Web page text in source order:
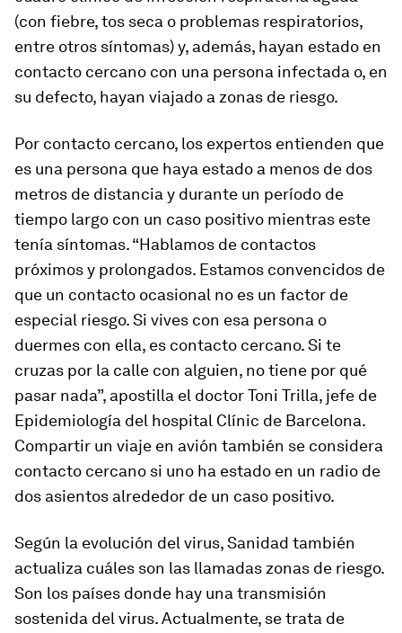
(con fiebre, tos seca o problemas respiratorios,
entre otros síntomas) y, además, hayan estado en
contacto cercano con una persona infectada o, en
su defecto, hayan viajado a zonas de riesgo.
Por contacto cercano, los expertos entienden que
es una persona que haya estado a menos de dos
metros de distancia y durante un período de
tiempo largo con un caso positivo mientras este
tenía síntomas. “Hablamos de contactos
próximos y prolongados. Estamos convencidos de
que un contacto ocasional no es un factor de
especial riesgo. Si vives con esa persona o
duermes con ella, es contacto cercano. Si te
cruzas por la calle con alguien, no tiene por qué
pasar nada”, apostilla el doctor Toni Trilla, jefe de
Epidemiología del hospital Clínic de Barcelona.
Compartir un viaje en avión también se considera
contacto cercano si uno ha estado en un radio de
dos asientos alrededor de un caso positivo.
Según la evolución del virus, Sanidad también
actualiza cuáles son las llamadas zonas de riesgo.
Son los países donde hay una transmisión
sostenida del virus. Actualmente, se trata de